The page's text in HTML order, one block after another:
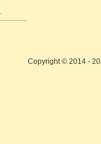
Copyright © 2014 -